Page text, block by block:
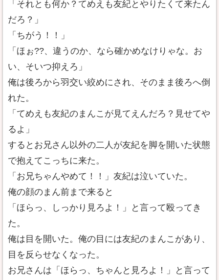
「それとも何か？てめえも友紀とやりたくて来たん
だろ？」
「ちがう！！」
「ほぉ??、違うのか、なら確かめなけりゃな。お
い、そいつ抑えろ」
俺は後ろから羽交い絞めにされ、そのまま後ろへ倒
れた。
「てめえも友紀のまんこが見てえんだろ？見せてや
るよ」
するとお兄さん以外の二人が友紀を脚を開いた状態
で抱えてこっちに来た。
「お兄ちゃんやめて！！」友紀は泣いていた。
俺の顔のまん前まで来ると
「ほらっ、しっかり見ろよ！」と言って殴ってき
た。
俺は目を開いた。俺の目には友紀のまんこがあり、
目を反らせなくなった。
お兄さんは「ほらっ、ちゃんと見ろよ！」と言って